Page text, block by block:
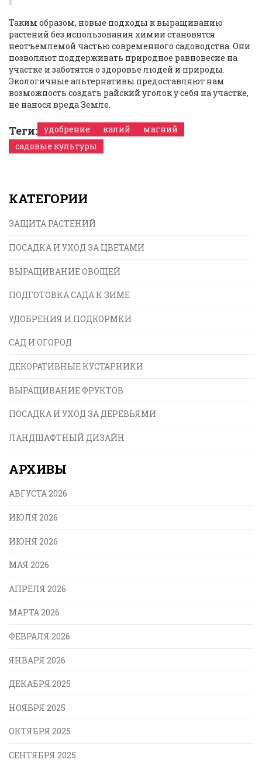
Таким образом, новые подходы к выращиванию
растений без использования химии становятся
неотъемлемой частью современного садоводства. Они
позволяют поддерживать природное равновесие на
участке и заботятся о здоровье людей и природы.
Экологичные альтернативы предоставляют нам
возможность создать райский уголок у себя на участке,
не нанося вреда Земле.
Теги: удобрение калий
магний
садовые культуры
КАТЕГОРИИ
ЗАЩИТА РАСТЕНИЙ
ПОСАДКА И УХОД ЗА ЦВЕТАМИ
ВЫРАЩИВАНИЕ ОВОЩЕЙ
ПОДГОТОВКА САДА К ЗИМЕ
УДОБРЕНИЯ И ПОДКОРМКИ
САД И ОГОРОД
ДЕКОРАТИВНЫЕ КУСТАРНИКИ
ВЫРАЩИВАНИЕ ФРУКТОВ
ПОСАДКА И УХОД ЗА ДЕРЕВЬЯМИ
ЛАНДШАФТНЫЙ ДИЗАЙН
АРХИВЫ
АВГУСТА 2026
ИЮЛЯ 2026
ИЮНЯ 2026
МАЯ 2026
АПРЕЛЯ 2026
МАРТА 2026
ФЕВРАЛЯ 2026
ЯНВАРЯ 2026
ДЕКАБРЯ 2025
НОЯБРЯ 2025
ОКТЯБРЯ 2025
СЕНТЯБРЯ 2025